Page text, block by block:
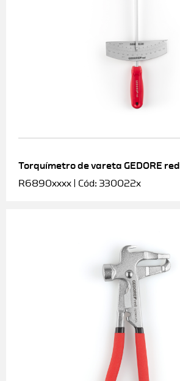
Torquímetro de vareta GEDORE red
R6890xxxx | Cód: 330022x